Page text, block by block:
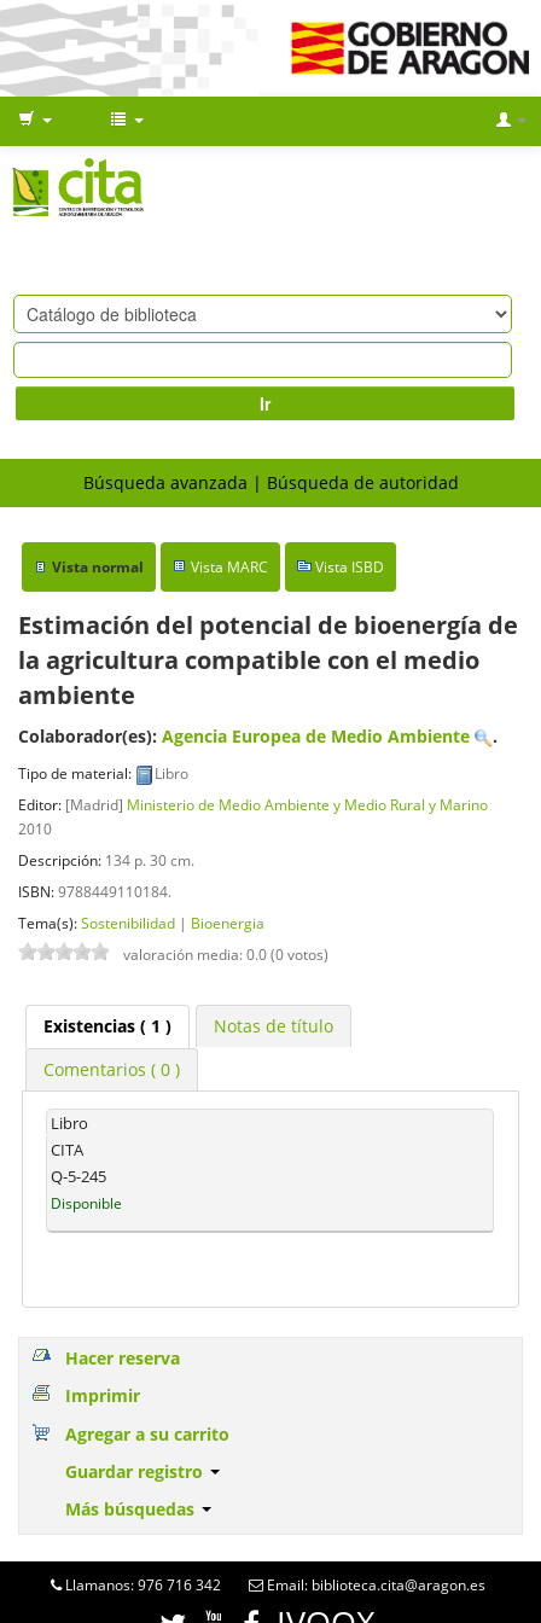
Ir
Búsqueda avanzada Búsqueda de autoridad
Vista normal Vista MARC Vista ISBD
Estimación del potencial de bioenergía de
la agricultura compatible con el medio
ambiente
Colaborador(es): Agencia Europea de Medio Ambiente .
Tipo de material:
Libro
Editor: [Madrid] Ministerio de Medio Ambiente y Medio Rural y Marino
2010
Descripción: 134 p. 30 cm.
ISBN:9788449110184.
Tema(s):Sostenibilidad | Bioenergia
valoración media: 0.0 (0 votos)
Existencias( 1 )
Notas de título
Comentarios ( 0 )
Libro
CITA
Q-5-245
Disponible
Hacer reserva
Imprimir
Agregar a su carrito
Guardar registro
Más búsquedas
Llamanos: 976 716 342 Email: biblioteca.cita@aragon.es